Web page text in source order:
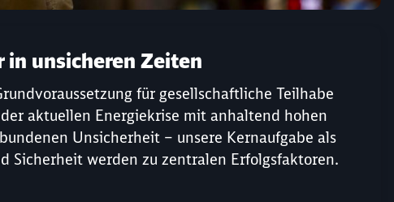
in unsicheren Zeiten
für gesellschaftliche Teilhabe
aktuellen Energiekrise mit anhaltend hohen
Unsicherheit – unsere Kernaufgabe als
Sicherheit werden zu zentralen Erfolgsfaktoren.